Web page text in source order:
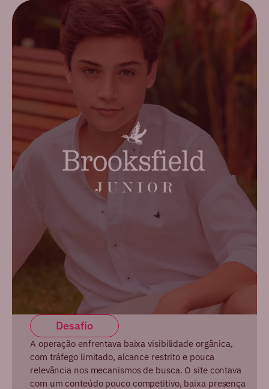
Desafio
A operação enfrentava baixa visibilidade orgânica,
com tráfego limitado, alcance restrito e pouca
relevância nos mecanismos de busca. O site contava
com um conteúdo pouco competitivo, baixa presença